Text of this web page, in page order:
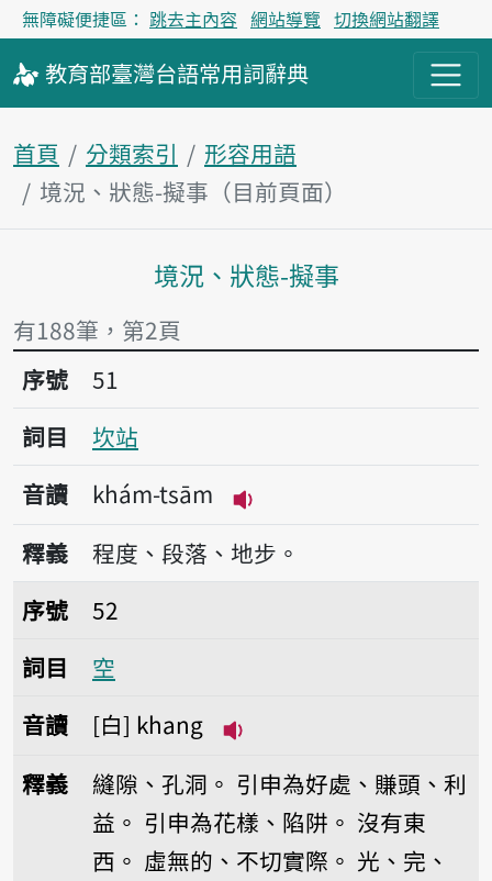
無障礙便捷區： 跳去主內容 網站導覽 切換網站翻譯
教育部臺灣台語常用詞辭典
首頁 分類索引
形容用語
境況、狀態-擬事（目前頁面）
主內容區塊
境況、狀態-擬事
有188筆，第2頁
序號51坎站
序號
51
詞目
坎站
音讀
khám-tsām
播放音讀khám-tsām
釋義
程度、段落、地步。
序號52空
序號
52
詞目
空
音讀
白 khang
釋義 縫隙、孔洞。 引申為好處、賺頭、利
益。 引申為花樣、陷阱。 沒有東
西。 虛無的、不切實際。 光、完、